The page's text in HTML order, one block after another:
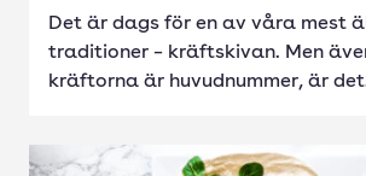
Det är dags för en av våra mest
traditioner – kräftskivan. Men
kräftorna är huvudnummer, är